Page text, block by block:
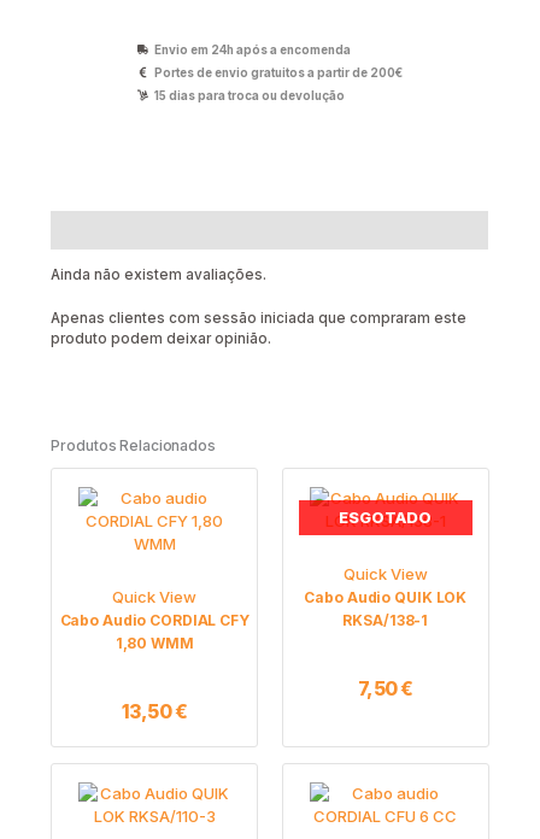
Envio em 24h após a encomenda
Portes de envio gratuitos a partir de 200€
15 dias para troca ou devolução
Ainda não existem avaliações.
Apenas clientes com sessão iniciada que compraram este
produto podem deixar opinião.
Produtos Relacionados
Quick View
Cabo Audio CORDIAL CFY
1,80 WMM
13,50€
ESGOTADO
Quick View
Cabo Audio QUIK LOK
RKSA/138-1
7,50€